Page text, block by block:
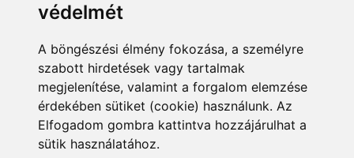
védelmét
A böngészési élmény fokozása, a személyre
szabott hirdetések vagy tartalmak
megjelenítése, valamint a forgalom elemzése
érdekében sütiket (cookie) használunk. Az
Elfogadom gombra kattintva hozzájárulhat a
sütik használatához.